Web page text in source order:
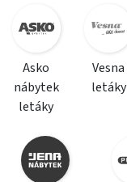
Asko
nábytek
letáky
Vesna
letáky